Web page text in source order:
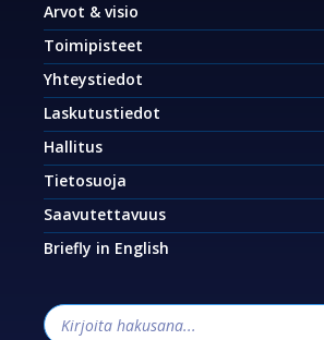
Arvot & visio
Toimipisteet
Yhteystiedot
Laskutustiedot
Hallitus
Tietosuoja
Saavutettavuus
Briefly in English